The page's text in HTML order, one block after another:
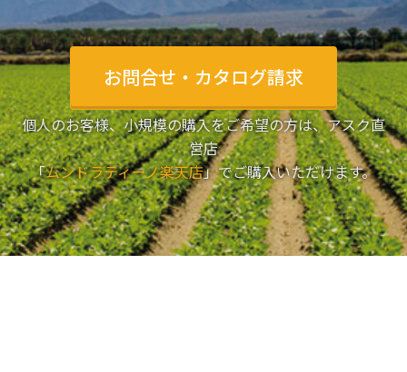
お問合せ・カタログ請求
個人のお客様、小規模の購入をご希望の方は、アスク直
営店
「ムンドラティーノ楽天店」でご購入いただけます。